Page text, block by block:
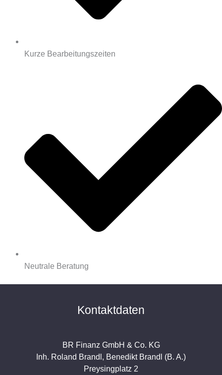
Kurze Bearbeitungszeiten
Neutrale Beratung
Kontaktdaten
BR Finanz GmbH & Co. KG
Inh. Roland Brandl, Benedikt Brandl (B. A.)
Preysingplatz 2